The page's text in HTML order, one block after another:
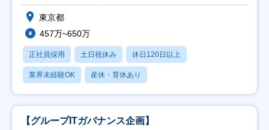
東京都
457万~650万
正社員採用 土日祝休み 休日120日以上
業界未経験OK 産休・育休あり
【グループITガバナンス企画】